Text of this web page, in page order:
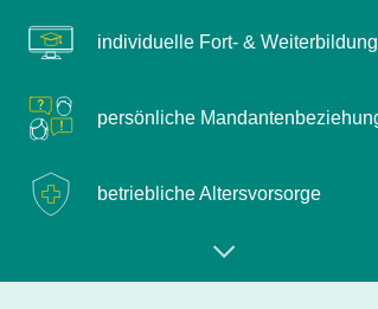
persönliche Mandantenbeziehung
betriebliche Altersvorsorge
attraktive